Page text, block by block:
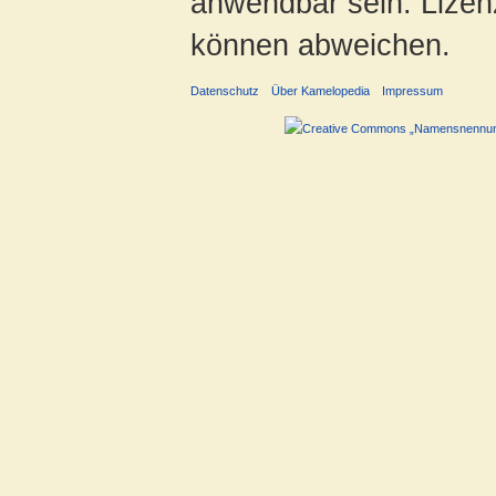
können abweichen.
Datenschutz Über Kamelopedia Impressum